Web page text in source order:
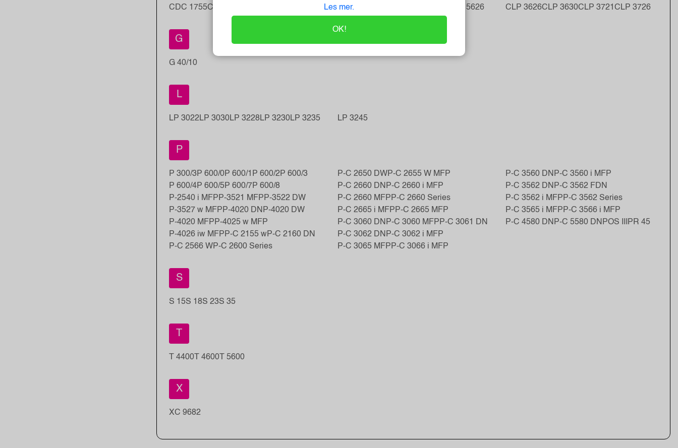
CDC 1755CDC 1765
CDC 5526 L
CDC 5626
CLP 3626CLP 3630CLP 3721CLP 3726
G
G 40/10
L
LP 3022LP 3030LP 3228LP 3230LP 3235 LP 3245
P
P 300/3 P 600/0P 600/1 P 600/2P 600/3
P 600/4P 600/5P 600/7 P 600/8
P-2540 i MFP P-3521 MFP P-3522 DW
P-3527 w MFP P-4020 DN P-4020 DW
P-4020 MFP P-4025 w MFP
P-4026 iw MFP P-C 2155 w P-C 2160 DN
P-C 2566 WP-C 2600 Series
P-C 2650 DWP-C 2655 W MFP
P-C 2660 DN P-C 2660 i MFP
P-C 2660 MFP P-C 2660 Series
P-C 2665 i MFP P-C 2665 MFP
P-C 3060 DN P-C 3060 MFP P-C 3061 DN
P-C 3062 DN P-C 3062 i MFP
P-C 3065 MFP P-C 3066 i MFP
P-C 3560 DN P-C 3560 i MFP
P-C 3562 DN P-C 3562 FDN
P-C 3562 i MFP P-C 3562 Series
P-C 3565 i MFP P-C 3566 i MFP
P-C 4580 DN P-C 5580 DN POS III PR 45
S
S 15S 18S 23S 35
T 4400 T 4600 T 5600
X
XC 9682
Les mer.
OK!